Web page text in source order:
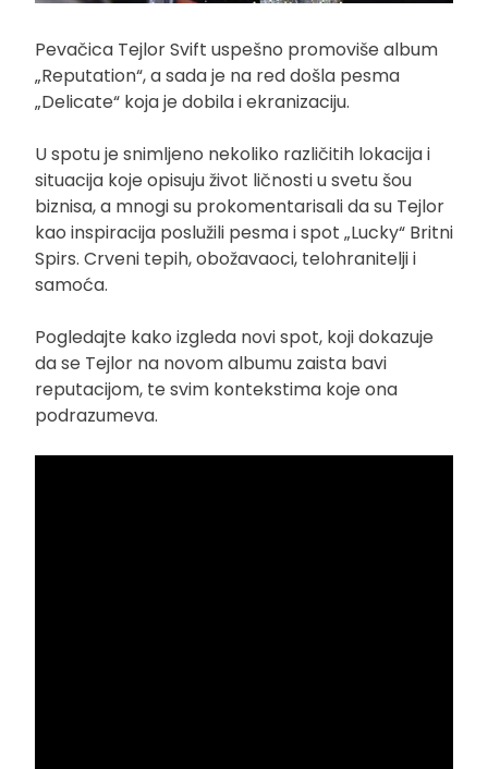
Pevačica Tejlor Svift uspešno promoviše album
„Reputation“, a sada je na red došla pesma
„Delicate“ koja je dobila i ekranizaciju.
U spotu je snimljeno nekoliko različitih lokacija i
situacija koje opisuju život ličnosti u svetu šou
biznisa, a mnogi su prokomentarisali da su Tejlor
kao inspiracija poslužili pesma i spot „Lucky“ Britni
Spirs. Crveni tepih, obožavaoci, telohranitelji i
samoća.
Pogledajte kako izgleda novi spot, koji dokazuje
da se Tejlor na novom albumu zaista bavi
reputacijom, te svim kontekstima koje ona
podrazumeva.